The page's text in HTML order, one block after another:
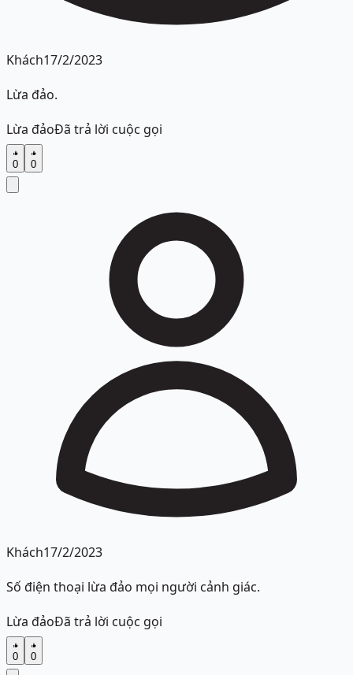
Khách17/2/2023
Lừa đảo.
Lừa đảoĐã trả lời cuộc gọi
0 0
Khách17/2/2023
Số điện thoại lừa đảo mọi người cảnh giác.
Lừa đảoĐã trả lời cuộc gọi
0 0